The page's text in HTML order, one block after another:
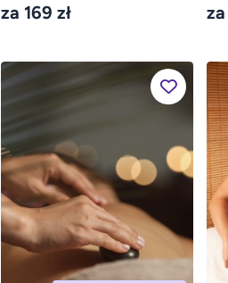
za 169 zł za